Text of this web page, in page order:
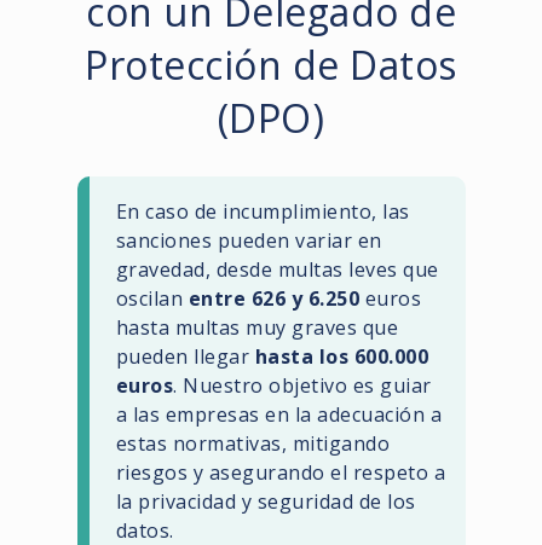
con un Delegado de
Protección de Datos
(DPO)
En caso de incumplimiento, las
sanciones pueden variar en
gravedad, desde multas leves que
oscilan entre 626 y 6.250 euros
hasta multas muy graves que
pueden llegar hasta los 600.000
euros. Nuestro objetivo es guiar
a las empresas en la adecuación a
estas normativas, mitigando
riesgos y asegurando el respeto a
la privacidad y seguridad de los
datos.